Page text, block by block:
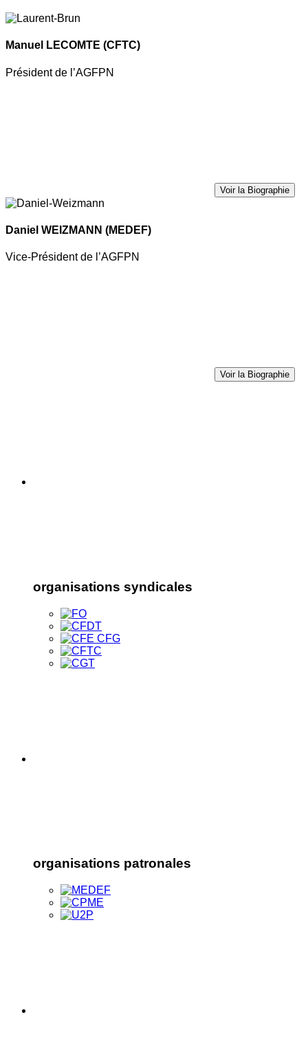
Manuel LECOMTE (CFTC)
Président de l’AGFPN
Voir la Biographie
Daniel WEIZMANN (MEDEF)
Vice-Président de l’AGFPN
Voir la Biographie
organisations syndicales
organisations patronales